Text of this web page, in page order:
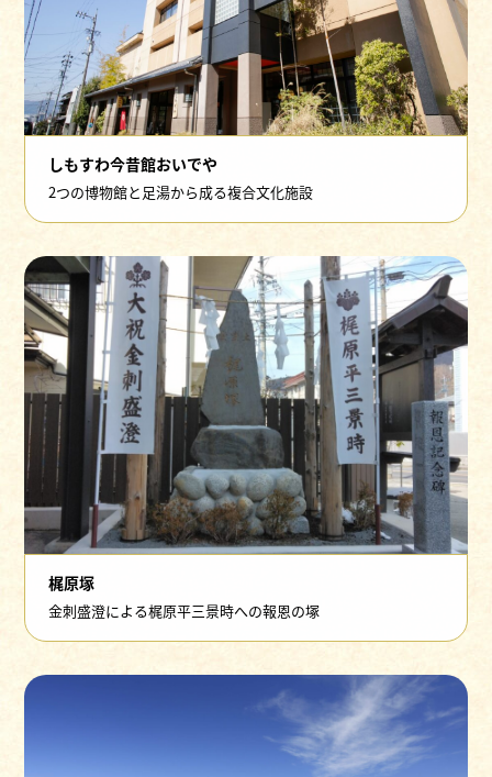
しもすわ今昔館おいでや
2つの博物館と足湯から成る複合文化施設
梶原塚
金刺盛澄による梶原平三景時への報恩の塚